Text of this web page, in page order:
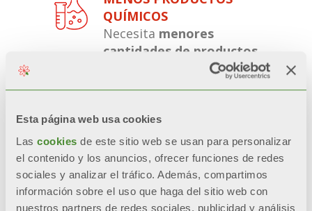
Esta página web usa cookies
Las cookies de este sitio web se usan para personalizar
el contenido y los anuncios, ofrecer funciones de redes
sociales y analizar el tráfico. Además, compartimos
información sobre el uso que haga del sitio web con
nuestros partners de redes sociales, publicidad y análisis
QUÍMICOS
Necesita menores
cantidades de productos
agresivos a lo largo
de la vida del radiador,
sostenibilidad ambiental.
RELACIÓN CALIDAD PRECIO
Una instalación
limpiamejora el